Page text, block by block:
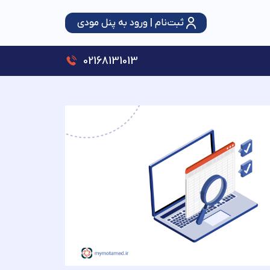
ثبت‌نام | ورود به پنل مودی
02168131013